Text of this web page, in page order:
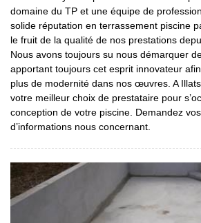
domaine du TP et une équipe de
solide réputation en terrassement piscine
le fruit de la qualité de nos prestations
Nous avons toujours su nous démarquer
apportant toujours cet esprit innovateur
plus de modernité dans nos œuvres. A
votre meilleur choix de prestataire pour
conception de votre piscine. Demandez
d’informations nous concernant.